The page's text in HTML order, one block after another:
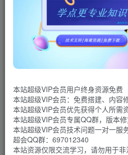
本站的资源转载自国内外各
验。如果您喜欢该游戏内容，请支
游戏介绍
在《太平洋雄风》中，玩家
到控制单体飞机和战舰，《太平洋
二次世界大战期间最令人绝望的阵
秘密侦查敌人位置，发动海空双
游戏视频
本站超级VIP会员用户终身资源免费
本站超级VIP会员：免费搭建、内容
本站超级VIP会员优先获得个人所需
本站超级VIP会员专属QQ群，版本
本站超级VIP会员技术问题一对一服
超会QQ群：697012340
本站资源仅限交流学习，请勿用于非